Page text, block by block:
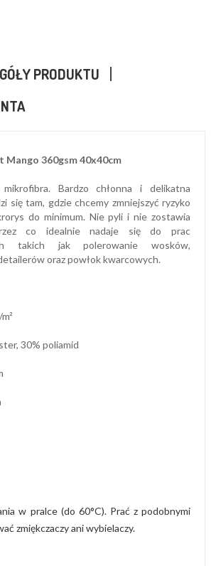
PRODUKTU
Mango 360gsm 40x40cm
mikrofibra. Bardzo chłonna i delikatna
się tam, gdzie chcemy zmniejszyć ryzyko
do minimum. Nie pyli i nie zostawia
co idealnie nadaje się do prac
takich jak polerowanie wosków,
oraz powłok kwarcowych.
30% poliamid
w pralce (do 60°C). Prać z podobnymi
zmiękczaczy ani wybielaczy.